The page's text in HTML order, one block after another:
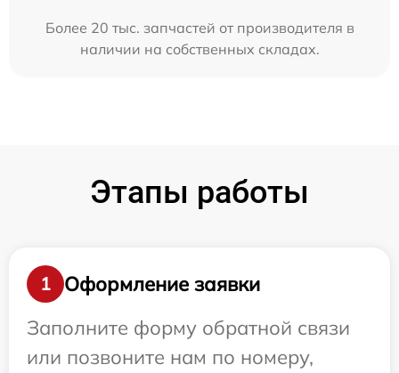
Более 20 тыс. запчастей от производителя в
наличии на собственных складах.
Этапы работы
1
Оформление заявки
Заполните форму обратной связи
или позвоните нам по номеру,